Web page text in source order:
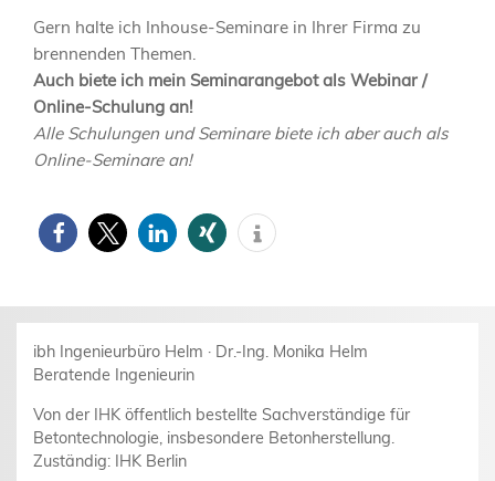
Gern halte ich Inhouse-Seminare in Ihrer Firma zu
brennenden Themen.
Auch biete ich mein Seminarangebot als Webinar /
Online-Schulung an!
Alle Schulungen und Seminare biete ich aber auch als
Online-Seminare an!
ibh Ingenieurbüro Helm · Dr.-Ing. Monika Helm
Beratende Ingenieurin
Von der IHK öffentlich bestellte Sachverständige für
Betontechnologie, insbesondere Betonherstellung.
Zuständig: IHK Berlin